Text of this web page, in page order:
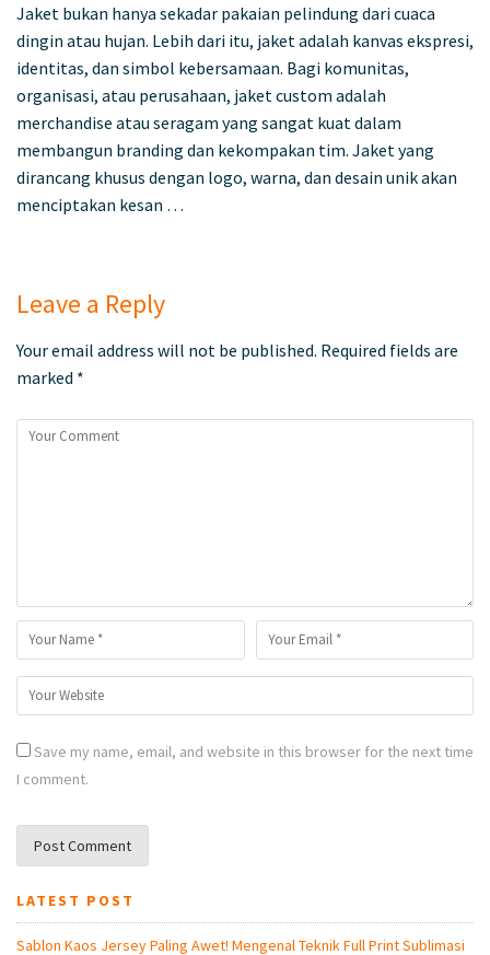
Jaket bukan hanya sekadar pakaian pelindung dari cuaca
dingin atau hujan. Lebih dari itu, jaket adalah kanvas ekspresi,
identitas, dan simbol kebersamaan. Bagi komunitas,
organisasi, atau perusahaan, jaket custom adalah
merchandise atau seragam yang sangat kuat dalam
membangun branding dan kekompakan tim. Jaket yang
dirancang khusus dengan logo, warna, dan desain unik akan
menciptakan kesan …
Leave a Reply
Your email address will not be published. Required fields are
marked *
Save my name, email, and website in this browser for the next time
I comment.
LATEST POST
Sablon Kaos Jersey Paling Awet! Mengenal Teknik Full Print Sublimasi